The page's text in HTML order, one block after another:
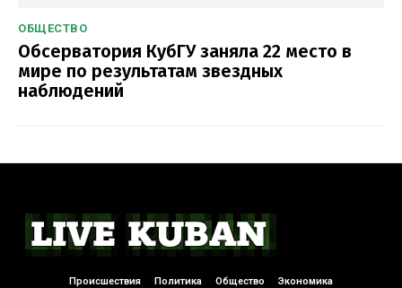
ОБЩЕСТВО
Обсерватория КубГУ заняла 22 место в
мире по результатам звездных
наблюдений
Происшествия Политика Общество Экономика